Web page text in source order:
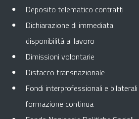
Deposito telematico contratti
Dichiarazione di immediata
disponibilità al lavoro
Dimissioni volontarie
Distacco transnazionale
Fondi interprofessionali e bilaterali
formazione continua